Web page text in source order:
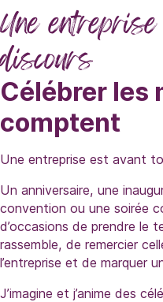
Une
discours
Célébrer les
comptent
Une entreprise est avant
Un anniversaire, une
convention ou une soirée
d’occasions de prendre le
rassemble, de remercier
l’entreprise et de marquer
J’imagine et j’anime des